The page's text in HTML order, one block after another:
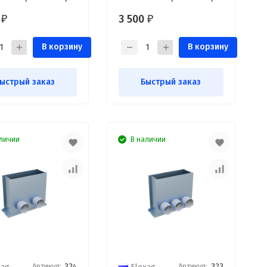
₽
В корзину
заказ
3 500 ₽
В корзину
Быстрый заказ
В наличии